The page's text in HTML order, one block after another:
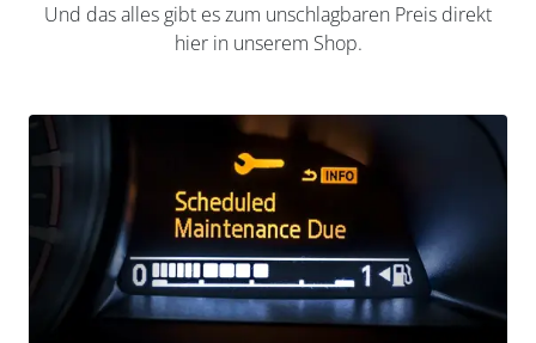
Und das alles gibt es zum unschlagbaren Preis direkt
hier in unserem Shop.